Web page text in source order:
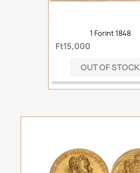
1 Forint 1848
Ft15,000
OUT OF STOCK